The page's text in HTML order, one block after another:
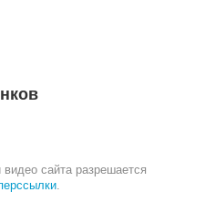
сайта разрешается
.